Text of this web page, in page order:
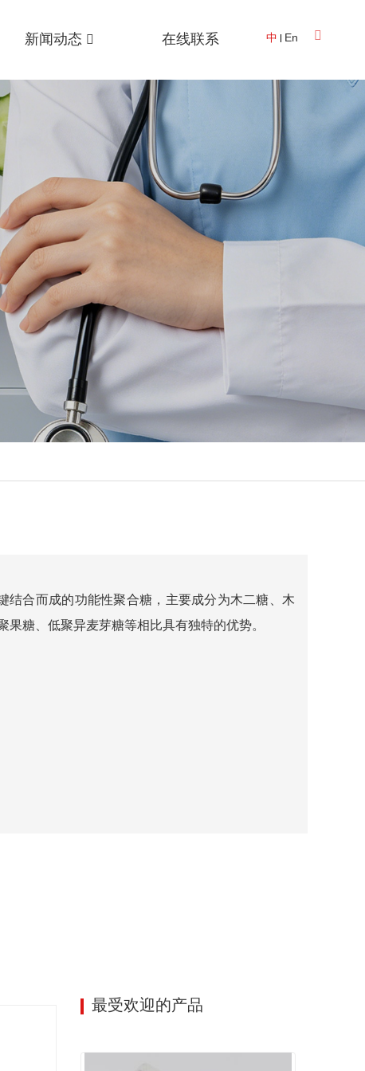
新闻动态 在线联系 中 En
结合而成的功能性聚合糖，主要成分为木二糖、木
糖、低聚异麦芽糖等相比具有独特的优势。
最受欢迎的产品